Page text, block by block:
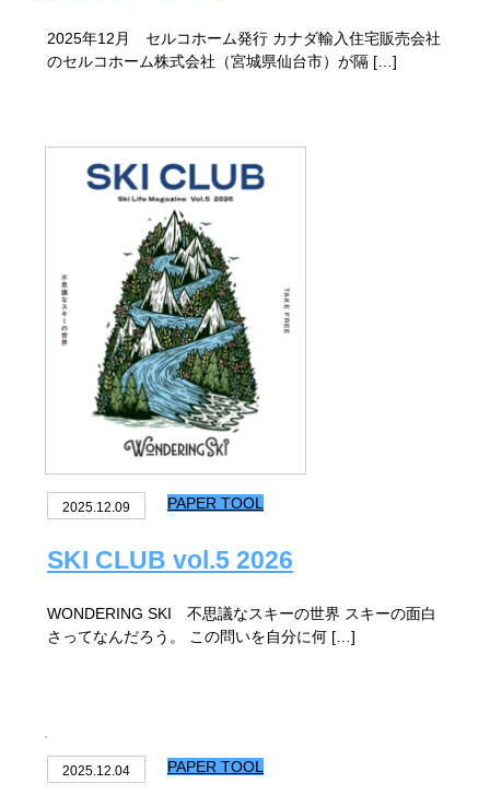
2025年12月 セルコホーム発行 カナダ輸入住宅販売会社
のセルコホーム株式会社（宮城県仙台市）が隔 […]
2025.12.09 PAPER TOOL
SKI CLUB vol.5 2026
WONDERING SKI 不思議なスキーの世界 スキーの面白
さってなんだろう。 この問いを自分に何 […]
2025.12.04 PAPER TOOL